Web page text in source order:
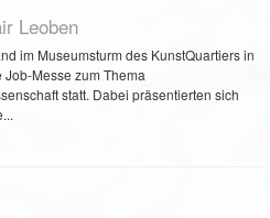
Leoben
im Museumsturm des KunstQuartiers in
Job-Messe zum Thema
statt. Dabei präsentierten sich